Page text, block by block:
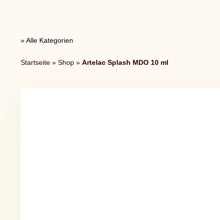
springen» Alle Kategorien
Startseite» Shop» Artelac Splash MDO 10 ml